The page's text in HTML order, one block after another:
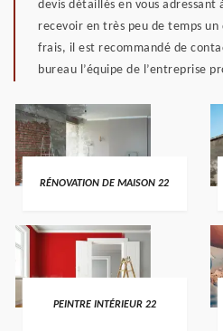
devis détaillés en vous adressant
recevoir en très peu de temps un
frais, il est recommandé de
bureau l’équipe de l’entreprise
RÉNOVATION DE MAISON 22
PEINTRE INTÉRIEUR 22